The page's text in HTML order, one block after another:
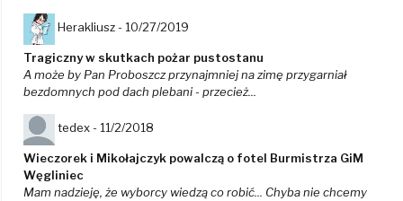
Herakliusz - 10/27/2019
Tragiczny w skutkach pożar pustostanu
A może by Pan Proboszcz przynajmniej na zimę przygarniał
bezdomnych pod dach plebani - przecież...
tedex - 11/2/2018
Wieczorek i Mikołajczyk powalczą o fotel Burmistrza GiM
Węgliniec
Mam nadzieję, że wyborcy wiedzą co robić... Chyba nie chcemy